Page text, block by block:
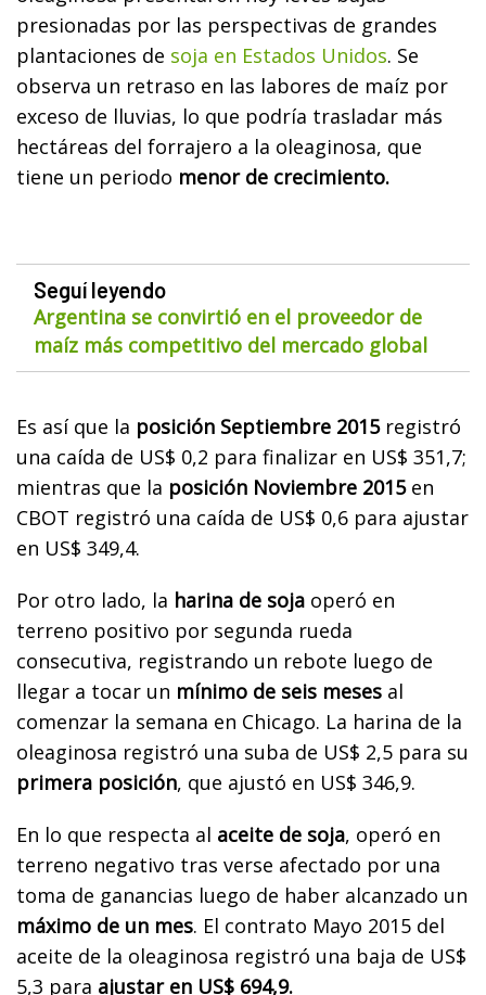
presionadas por las perspectivas de grandes
plantaciones de soja en Estados Unidos. Se
observa un retraso en las labores de maíz por
exceso de lluvias, lo que podría trasladar más
hectáreas del forrajero a la oleaginosa, que
tiene un periodo menor de crecimiento.
Seguí leyendo
Argentina se convirtió en el proveedor de
maíz más competitivo del mercado global
Es así que la posición Septiembre 2015registró
una caída de US$ 0,2 para finalizar en US$ 351,7;
mientras que la posición Noviembre 2015en
CBOT registró una caída de US$ 0,6 para ajustar
en US$ 349,4.
Por otro lado, la harina de soja operó en
terreno positivo por segunda rueda
consecutiva, registrando un rebote luego de
llegar a tocar un mínimo de seis meses al
comenzar la semana en Chicago. La harina de la
oleaginosa registró una suba de US$ 2,5 para su
primera posición, que ajustó en US$ 346,9.
En lo que respecta al aceite de soja, operó en
terreno negativo tras verse afectado por una
toma de ganancias luego de haber alcanzado un
máximo de un mes. El contrato Mayo 2015 del
aceite de la oleaginosa registró una baja de US$
5,3 para ajustar en US$ 694,9.